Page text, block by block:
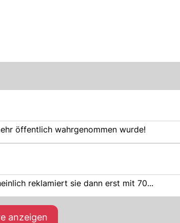
öffentlich wahrgenommen wurde!
reklamiert sie dann erst mit 70...
anzeigen